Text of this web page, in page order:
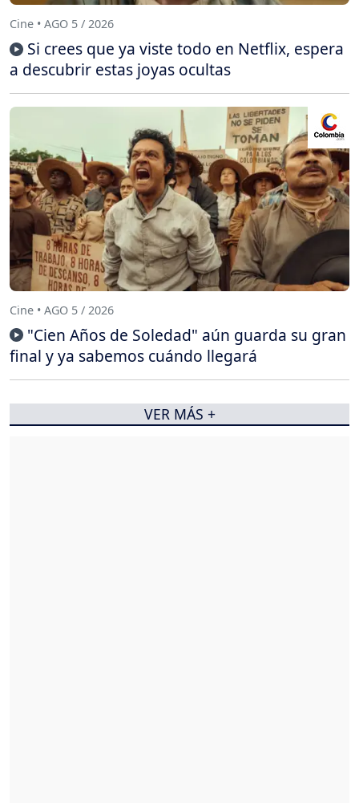
Cine • AGO 5 / 2026
Si crees que ya viste todo en Netflix, espera
a descubrir estas joyas ocultas
Cine • AGO 5 / 2026
"Cien Años de Soledad" aún guarda su gran
final y ya sabemos cuándo llegará
VER MÁS +